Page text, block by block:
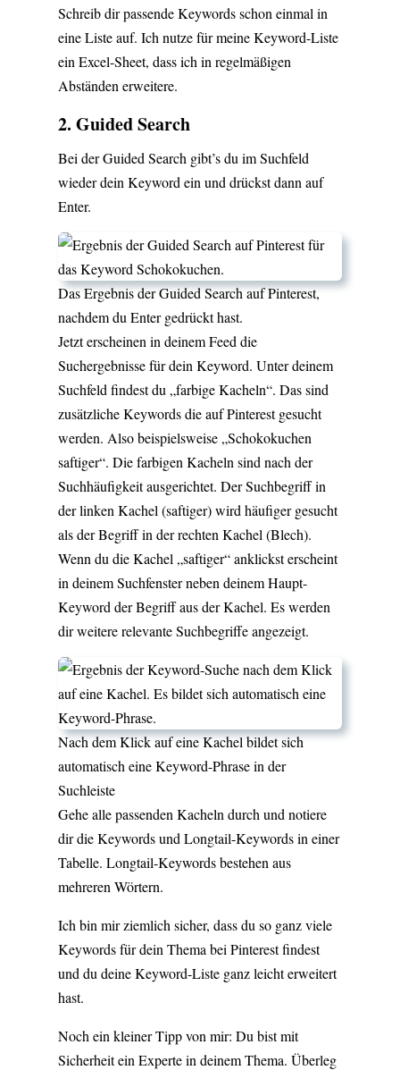
Schreib dir passende Keywords schon einmal in
eine Liste auf. Ich nutze für meine Keyword-Liste
ein Excel-Sheet, dass ich in regelmäßigen
Abständen erweitere.
2. Guided Search
Bei der Guided Search gibt’s du im Suchfeld
wieder dein Keyword ein und drückst dann auf
Enter.
Das Ergebnis der Guided Search auf Pinterest,
nachdem du Enter gedrückt hast.
Jetzt erscheinen in deinem Feed die
Suchergebnisse für dein Keyword. Unter deinem
Suchfeld findest du „farbige Kacheln“. Das sind
zusätzliche Keywords die auf Pinterest gesucht
werden. Also beispielsweise „Schokokuchen
saftiger“. Die farbigen Kacheln sind nach der
Suchhäufigkeit ausgerichtet. Der Suchbegriff in
der linken Kachel (saftiger) wird häufiger gesucht
als der Begriff in der rechten Kachel (Blech).
Wenn du die Kachel „saftiger“ anklickst erscheint
in deinem Suchfenster neben deinem Haupt-
Keyword der Begriff aus der Kachel. Es werden
dir weitere relevante Suchbegriffe angezeigt.
Nach dem Klick auf eine Kachel bildet sich
automatisch eine Keyword-Phrase in der
Suchleiste
Gehe alle passenden Kacheln durch und notiere
dir die Keywords und Longtail-Keywords in einer
Tabelle. Longtail-Keywords bestehen aus
mehreren Wörtern.
Ich bin mir ziemlich sicher, dass du so ganz viele
Keywords für dein Thema bei Pinterest findest
und du deine Keyword-Liste ganz leicht erweitert
hast.
Noch ein kleiner Tipp von mir: Du bist mit
Sicherheit ein Experte in deinem Thema. Überleg